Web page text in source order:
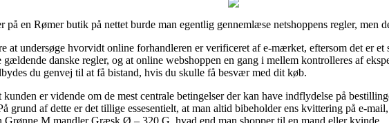
på en Rømer butik på nettet burde man egentlig gennemlæse netshoppens regler, men
at undersøge hvorvidt online forhandleren er verificeret af e-mærket, eftersom det er
gældende danske regler, og at online webshoppen en gang i mellem kontrolleres af
du genvej til at få bistand, hvis du skulle få besvær med dit køb.
er vidende om de mest centrale betingelser der kan have indflydelse på
grund af dette er det tillige essesentielt, at man altid bibeholder ens kvittering på e-
Grønne M.mandler Græsk Ø – 320 G, hvad end man shopper til en mand eller kvinde.